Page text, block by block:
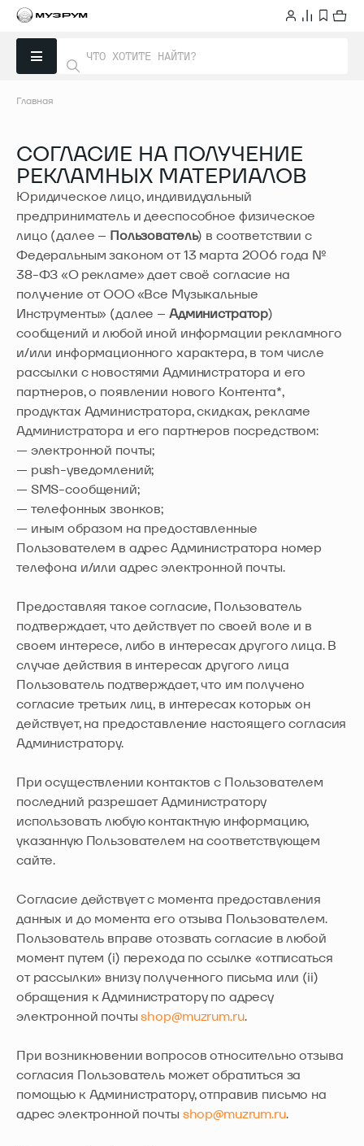
Главная
СОГЛАСИЕ НА ПОЛУЧЕНИЕ
РЕКЛАМНЫХ МАТЕРИАЛОВ
Юридическое лицо, индивидуальный
предприниматель и дееспособное физическое
лицо (далее – Пользователь) в соответствии с
Федеральным законом от 13 марта 2006 года №
38-ФЗ «О рекламе» дает своё согласие на
получение от ООО «Все Музыкальные
Инструменты» (далее – Администратор)
сообщений и любой иной информации рекламного
и/или информационного характера, в том числе
рассылки с новостями Администратора и его
партнеров, о появлении нового Контента*,
продуктах Администратора, скидках, рекламе
Администратора и его партнеров посредством:
— электронной почты;
— push-уведомлений;
— SMS-сообщений;
— телефонных звонков;
— иным образом на предоставленные
Пользователем в адрес Администратора номер
телефона и/или адрес электронной почты.
Предоставляя такое согласие, Пользователь
подтверждает, что действует по своей воле и в
своем интересе, либо в интересах другого лица. В
случае действия в интересах другого лица
Пользователь подтверждает, что им получено
согласие третьих лиц, в интересах которых он
действует, на предоставление настоящего согласия
Администратору.
При осуществлении контактов с Пользователем
последний разрешает Администратору
использовать любую контактную информацию,
указанную Пользователем на соответствующем
сайте.
Согласие действует с момента предоставления
данных и до момента его отзыва Пользователем.
Пользователь вправе отозвать согласие в любой
момент путем (i) перехода по ссылке «отписаться
от рассылки» внизу полученного письма или (ii)
обращения к Администратору по адресу
электронной почтыshop@muzrum.ru.
При возникновении вопросов относительно отзыва
согласия Пользователь может обратиться за
помощью к Администратору, отправив письмо на
адрес электронной почты shop@muzrum.ru.